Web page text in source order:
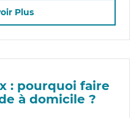
Plus
: pourquoi faire
à domicile ?